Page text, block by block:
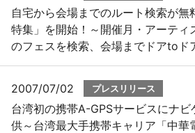
自宅から会場までのルート検索が無
特集」を開始！～開催月・アーティ
のフェスを検索、会場までドアtoド
2007/07/02 プレスリリース
台湾初の携帯A-GPSサービスにナ
供～台湾最大手携帯キャリア「中華